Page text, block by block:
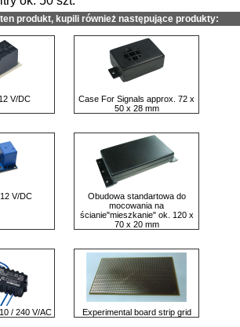
produkt, kupili również następujące produkty:
V/DC
Case For Signals approx. 72 x
50 x 28 mm
V/DC
Obudowa standartowa do
mocowania na
ścianie"mieszkanie" ok. 120 x
70 x 20 mm
/ 240 V/AC Experimental board strip grid